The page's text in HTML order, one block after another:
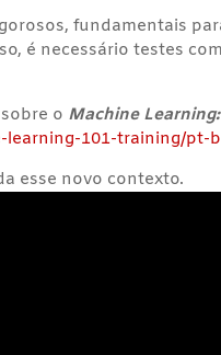
fundamentais
é necessário testes
o Machine Learning:
learning-101-training/pt-
esse novo contexto.